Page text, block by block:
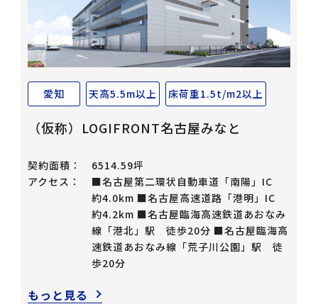
愛知 天高5.5m以上 床荷重1.5t/m2以上
（仮称）LOGIFRONT名古屋みなと
契約面積：
6514.59坪
アクセス：
■名古屋第二環状自動車道「南陽」IC
約4.0km ■名古屋高速道路「港明」IC
約4.2km ■名古屋臨海高速鉄道あおなみ
線「港北」駅 徒歩20分 ■名古屋臨海高
速鉄道あおなみ線「荒子川公園」駅 徒
歩20分
もっと見る